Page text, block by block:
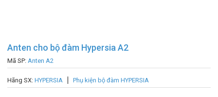
Anten cho bộ đàm Hypersia A2
Mã SP: Anten A2
Hãng SX: HYPERSIA Phụ kiện bộ đàm HYPERSIA